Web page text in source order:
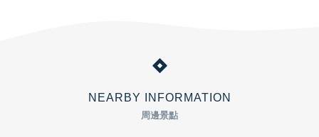
NEARBY INFORMATION
周邊景點